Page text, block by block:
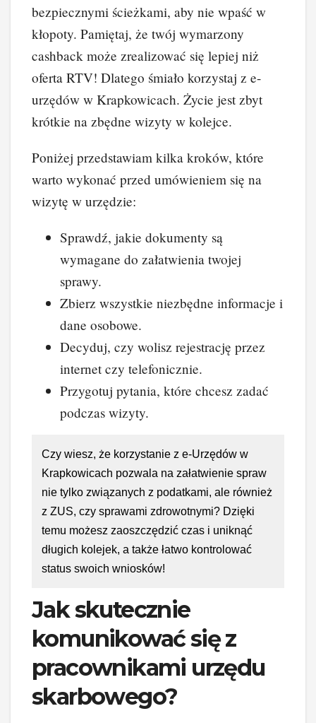
bezpiecznymi ścieżkami, aby nie wpaść w
kłopoty. Pamiętaj, że twój wymarzony
cashback może zrealizować się lepiej niż
oferta RTV! Dlatego śmiało korzystaj z e-
urzędów w Krapkowicach. Życie jest zbyt
krótkie na zbędne wizyty w kolejce.
Poniżej przedstawiam kilka kroków, które
warto wykonać przed umówieniem się na
wizytę w urzędzie:
Sprawdź, jakie dokumenty są
wymagane do załatwienia twojej
sprawy.
Zbierz wszystkie niezbędne informacje i
dane osobowe.
Decyduj, czy wolisz rejestrację przez
internet czy telefonicznie.
Przygotuj pytania, które chcesz zadać
podczas wizyty.
Czy wiesz, że korzystanie z e-Urzędów w
Krapkowicach pozwala na załatwienie spraw
nie tylko związanych z podatkami, ale również
z ZUS, czy sprawami zdrowotnymi? Dzięki
temu możesz zaoszczędzić czas i uniknąć
długich kolejek, a także łatwo kontrolować
status swoich wniosków!
Jak skutecznie
komunikować się z
pracownikami urzędu
skarbowego?